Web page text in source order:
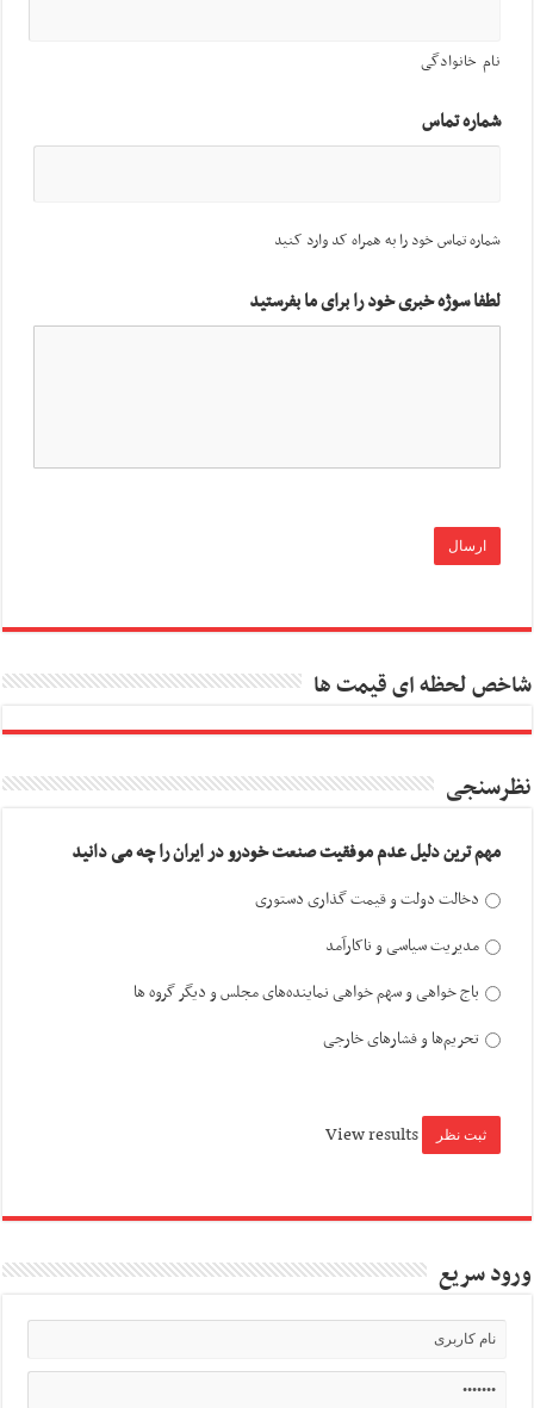
نام خانوادگی
شماره تماس
شماره تماس خود را به همراه کد وارد کنید
لطفا سوژه خبری خود را برای ما بفرستید
شاخص لحظه ای قیمت ها
نظرسنجی
مهم ترین دلیل عدم موفقیت صنعت خودرو در ایران را چه می دانید
دخالت دولت و قیمت گذاری دستوری
مدیریت سیاسی و ناکارآمد
باج خواهی و سهم خواهی نماینده‌های مجلس و دیگر گروه ها
تحریم‌ها و فشارهای خارجی
View results
ورود سریع